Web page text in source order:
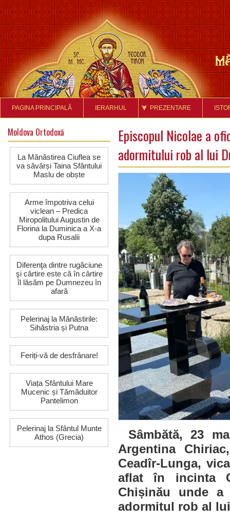
PAGINA PRINCIPALĂ IERARHUL PREZENTARE
Moldova Ortodoxă
La Mănăstirea Ciuflea se
va săvârși Taina Sfântului
Maslu de obște
Arme împotriva celui
viclean – Predica
Miropolitului Augustin de
Florina la Duminica a X-a
dupa Rusalii
Diferenţa dintre rugăciune
şi cârtire este că în cârtire
îl lăsăm pe Dumnezeu în
afară
Pelerinaj la Mănăstirile:
Sihăstria și Putna
Feriți-vă de desfrânare!
Viața Sfântului Mare
Mucenic și Tămăduitor
Pantelimon
Pelerinaj la Sfântul Munte
Athos (Grecia)
Episcopul Nicolae a
adormitului rob al lui
Sâmbătă, 23
Argentina
Ceadîr-Lunga,
aflat în incinta
Chișinău unde
adormitul rob al